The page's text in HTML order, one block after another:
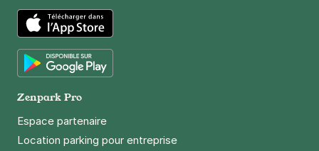
23 €/jour,70 €/semaine
Réserver
La Criée - rue des Ardennes - Paris
App Store
Zenpark Pro
Espace partenaire
Location parking pour entreprise